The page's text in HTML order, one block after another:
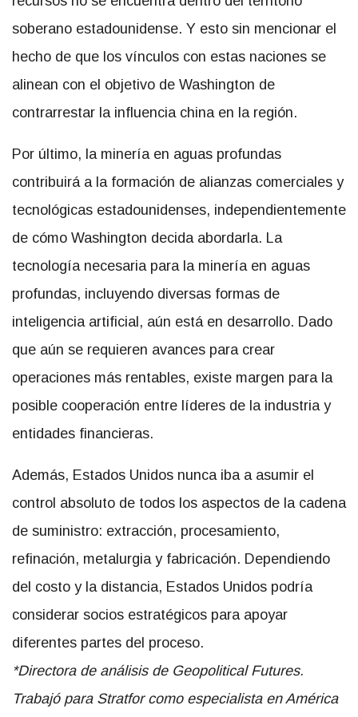
soberano estadounidense. Y esto sin mencionar el
hecho de que los vínculos con estas naciones se
alinean con el objetivo de Washington de
contrarrestar la influencia china en la región.
Por último, la minería en aguas profundas
contribuirá a la formación de alianzas comerciales y
tecnológicas estadounidenses, independientemente
de cómo Washington decida abordarla. La
tecnología necesaria para la minería en aguas
profundas, incluyendo diversas formas de
inteligencia artificial, aún está en desarrollo. Dado
que aún se requieren avances para crear
operaciones más rentables, existe margen para la
posible cooperación entre líderes de la industria y
entidades financieras.
Además, Estados Unidos nunca iba a asumir el
control absoluto de todos los aspectos de la cadena
de suministro: extracción, procesamiento,
refinación, metalurgia y fabricación. Dependiendo
del costo y la distancia, Estados Unidos podría
considerar socios estratégicos para apoyar
diferentes partes del proceso.
*Directora de análisis de Geopolitical Futures.
Trabajó para Stratfor como especialista en América